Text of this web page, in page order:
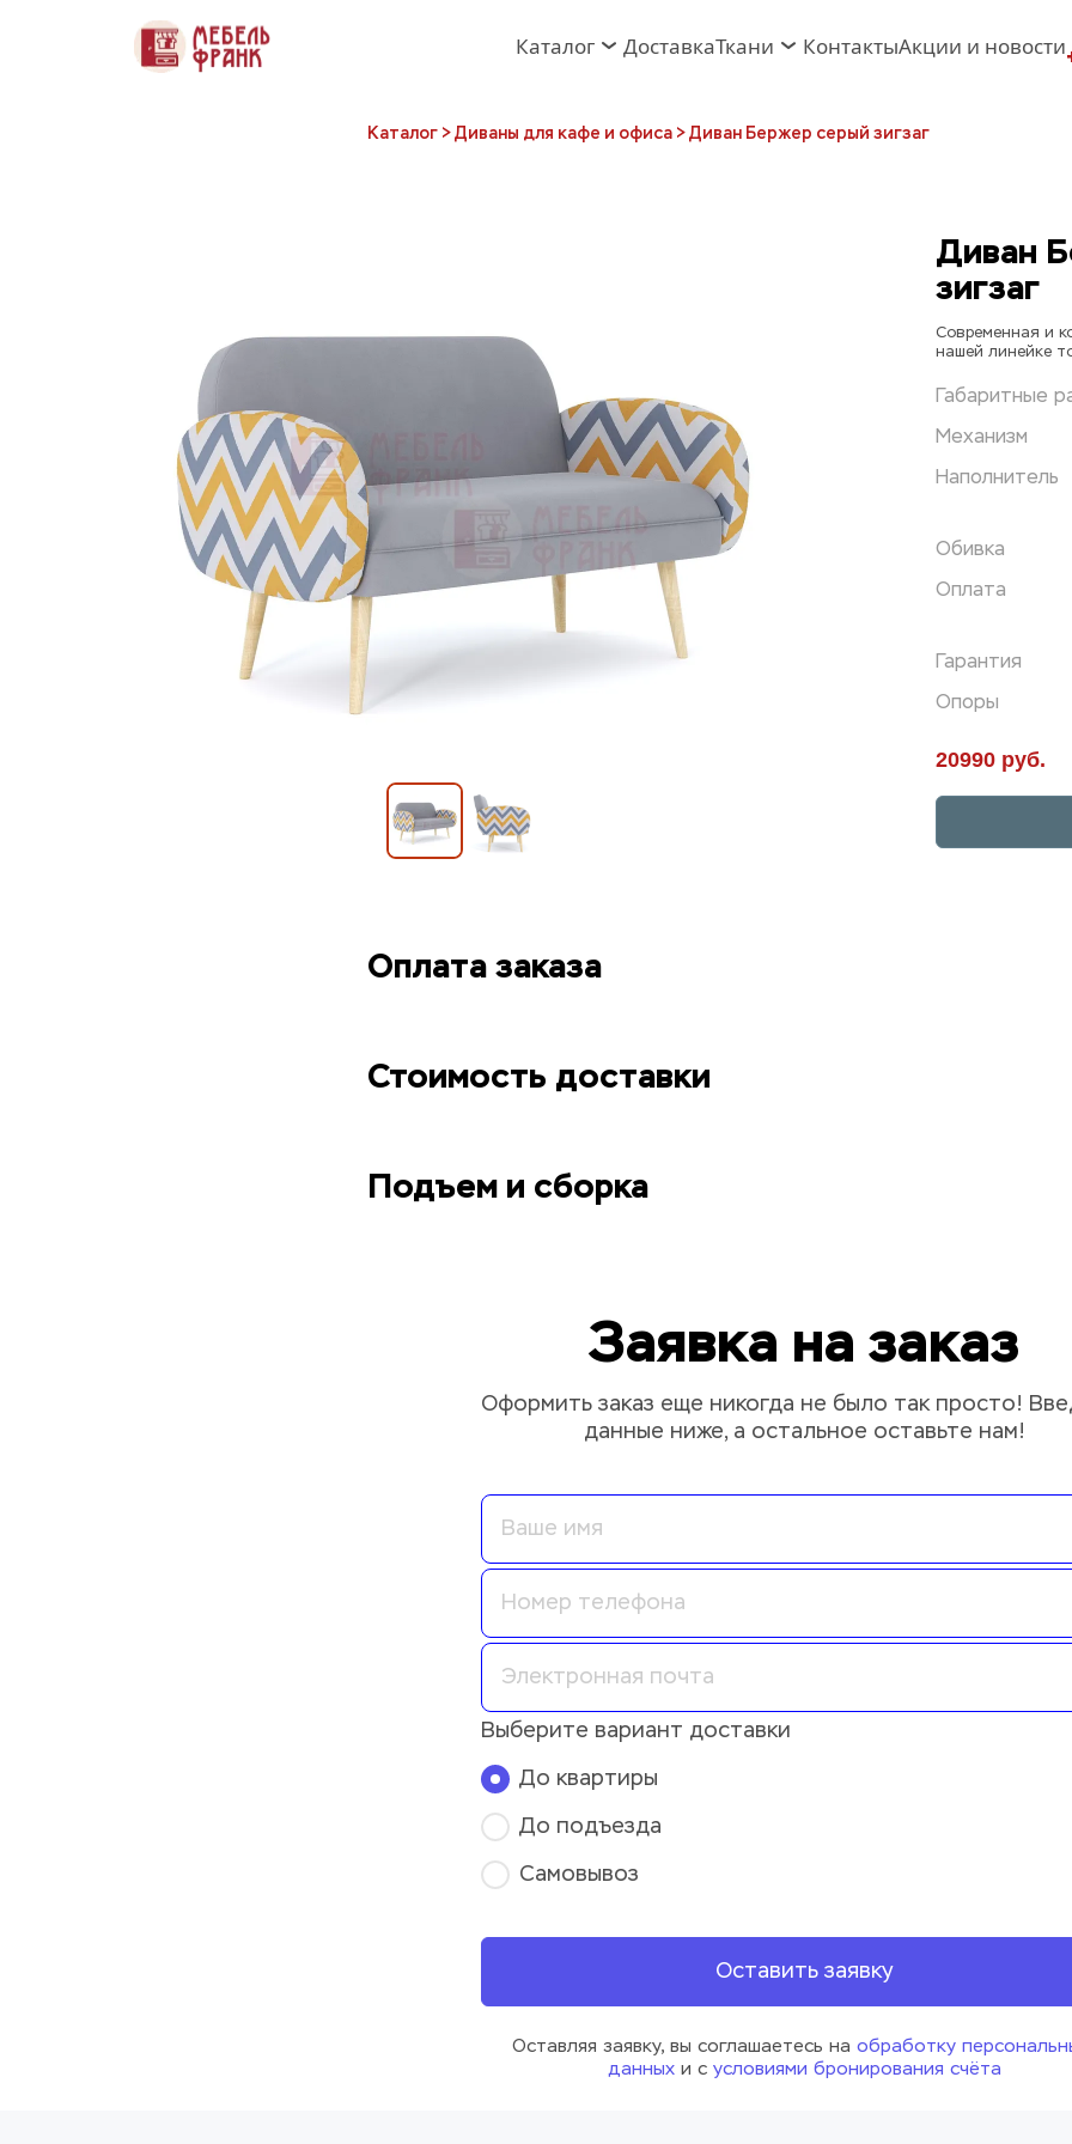
Каталог ДоставкаТкани КонтактыАкции и новости
Каталог > Диваны для кафе и офиса > Диван Бержер серый зигзаг
Диван
зигзаг
Современная и
нашей линейке
Габаритные
Механизм
Наполнитель
Обивка
Оплата
Гарантия
Опоры
20990 руб.
Оплата заказа
Стоимость доставки
Подъем и сборка
Заявка на заказ
Оформить заказ еще никогда не было так просто!
данные ниже, а остальное оставьте нам!
Выберите вариант доставки
До квартиры
До подъезда
Самовывоз
Оставить заявку
Оставляя заявку, вы соглашаетесь на обработку
данных и с условиями бронирования счёта